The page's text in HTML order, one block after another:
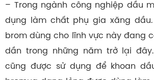
– Trong ngành công nghiệp dầu
dụng làm chất phụ gia xăng dầu.
brom dùng cho lĩnh vực này đang
dần trong những năm trở lại
cũng được sử dụng để khoan